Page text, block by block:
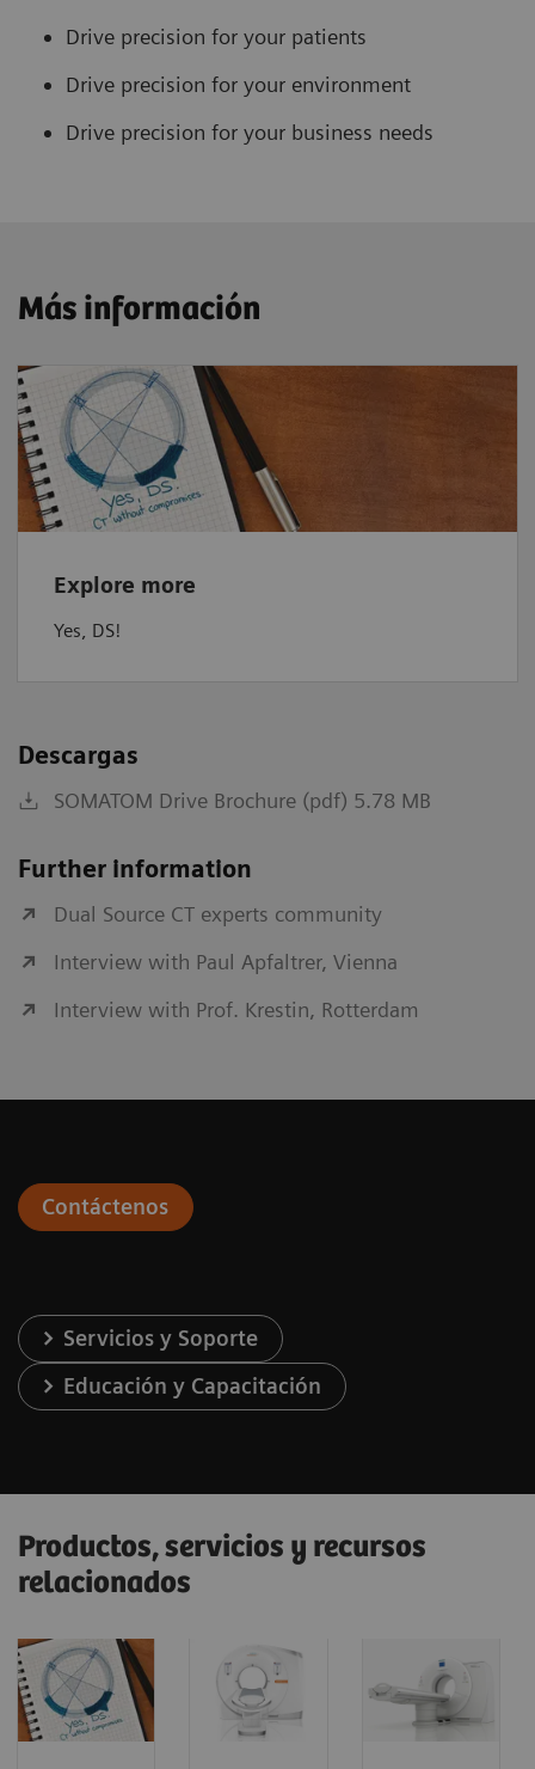
Drive precision for your patients
Drive precision for your environment
Drive precision for your business needs
Más información
Explore more
Yes, DS!
Descargas
SOMATOM Drive Brochure (pdf) 5.78 MB
Further information
Dual Source CT experts community
Interview with Paul Apfaltrer, Vienna
Interview with Prof. Krestin, Rotterdam
Contáctenos
Servicios y Soporte
Educación y Capacitación
Productos, servicios y recursos
relacionados